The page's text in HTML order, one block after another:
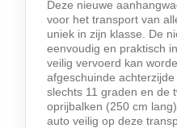
Deze nieuwe
voor het transport van
uniek in zijn klasse. De
eenvoudig en praktisch
veilig vervoerd kan
afgeschuinde
slechts 11 graden en de
oprijbalken (250 cm
auto veilig op deze